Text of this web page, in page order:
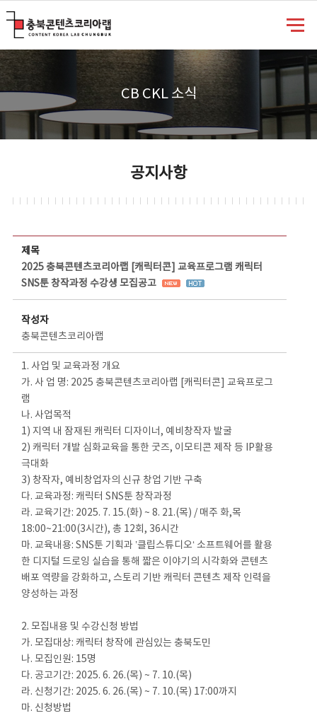
CB CKL 소식
공지사항
제목
2025 충북콘텐츠코리아랩 [캐릭터콘] 교육프로그램 캐릭터
SNS툰 창작과정 수강생 모집공고
작성자
충북콘텐츠코리아랩
1. 사업 및 교육과정 개요
가. 사 업 명: 2025 충북콘텐츠코리아랩 [캐릭터콘] 교육프로그
램
나. 사업목적
1) 지역 내 잠재된 캐릭터 디자이너, 예비창작자 발굴
2) 캐릭터 개발 심화교육을 통한 굿즈, 이모티콘 제작 등 IP활용
극대화
3) 창작자, 예비창업자의 신규 창업 기반 구축
다. 교육과정: 캐릭터 SNS툰 창작과정
라. 교육기간: 2025. 7. 15.(화) ~ 8. 21.(목) / 매주 화,목
18:00~21:00(3시간), 총 12회, 36시간
마. 교육내용: SNS툰 기획과 ’클립스튜디오‘ 소프트웨어를 활용
한 디지털 드로잉 실습을 통해 짧은 이야기의 시각화와 콘텐츠
배포 역량을 강화하고, 스토리 기반 캐릭터 콘텐츠 제작 인력을
양성하는 과정
2. 모집내용 및 수강신청 방법
가. 모집대상: 캐릭터 창작에 관심있는 충북도민
나. 모집인원: 15명
다. 공고기간: 2025. 6. 26.(목) ~ 7. 10.(목)
라. 신청기간: 2025. 6. 26.(목) ~ 7. 10.(목) 17:00까지
마. 신청방법